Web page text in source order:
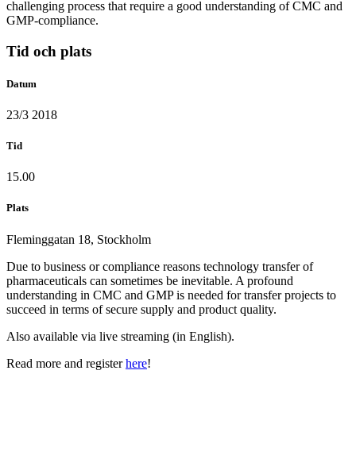
challenging process that require a good understanding of CMC and
GMP-compliance.
Tid och plats
Datum
23/3 2018
Tid
15.00
Plats
Fleminggatan 18, Stockholm
Due to business or compliance reasons technology transfer of
pharmaceuticals can sometimes be inevitable. A profound
understanding in CMC and GMP is needed for transfer projects to
succeed in terms of secure supply and product quality.
Also available via live streaming (in English).
Read more and registerhere!